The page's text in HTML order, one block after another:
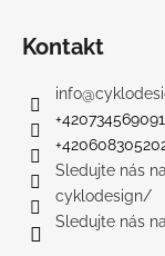
Kontakt
info@
Sledujte nás
cyklodesign/
Sledujte nás